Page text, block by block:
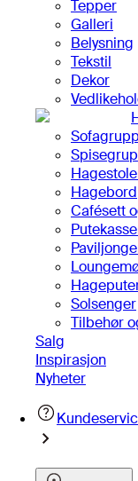
Tepper
Galleri
Belysning
Tekstil
Dekor
Hagebord
Cafésett
Solsenger
Tilbehør
Salg
Inspirasjon
Nyheter